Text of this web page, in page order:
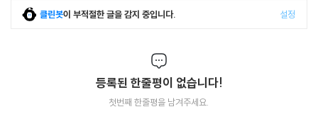
클린봇이 부적절한 글을 감지 중입니다. 설정
등록된 한줄평이 없습니다!
첫번째 한줄평을 남겨주세요.